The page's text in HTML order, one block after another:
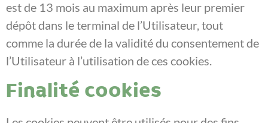
est de 13 mois au maximum après leur premier
dépôt dans le terminal de l’Utilisateur, tout
comme la durée de la validité du consentement de
l’Utilisateur à l’utilisation de ces cookies.
Finalité cookies